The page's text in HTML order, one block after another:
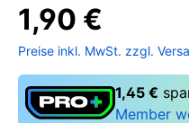
1,90 €
Preise inkl. MwSt. zzgl.
1,45 €
Member